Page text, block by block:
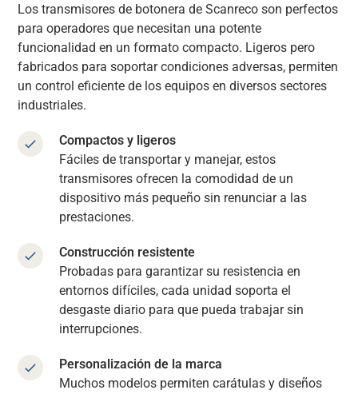
Soporte
Los transmisores de botonera de Scanreco son perfectos
para operadores que necesitan una potente
funcionalidad en un formato compacto. Ligeros pero
fabricados para soportar condiciones adversas, permiten
un control eficiente de los equipos en diversos sectores
industriales.
Compactos y ligeros
Fáciles de transportar y manejar, estos
transmisores ofrecen la comodidad de un
dispositivo más pequeño sin renunciar a las
prestaciones.
Construcción resistente
Probadas para garantizar su resistencia en
entornos difíciles, cada unidad soporta el
desgaste diario para que pueda trabajar sin
interrupciones.
Personalización de la marca
Muchos modelos permiten carátulas y diseños